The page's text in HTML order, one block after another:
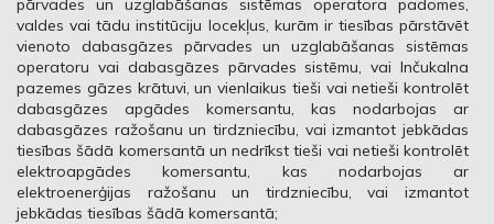
pārvades un uzglabāšanas sistēmas operatora padomes,
valdes vai tādu institūciju locekļus, kurām ir tiesības pārstāvēt
vienoto dabasgāzes pārvades un uzglabāšanas sistēmas
operatoru vai dabasgāzes pārvades sistēmu, vai Inčukalna
pazemes gāzes krātuvi, un vienlaikus tieši vai netieši kontrolēt
dabasgāzes apgādes komersantu, kas nodarbojas ar
dabasgāzes ražošanu un tirdzniecību, vai izmantot jebkādas
tiesības šādā komersantā un nedrīkst tieši vai netieši kontrolēt
elektroapgādes komersantu, kas nodarbojas ar
elektroenerģijas ražošanu un tirdzniecību, vai izmantot
jebkādas tiesības šādā komersantā;